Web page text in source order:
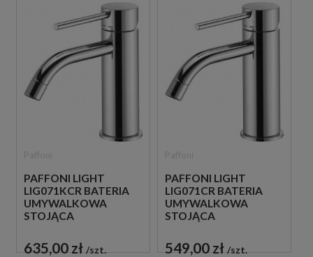
PAFFONI LIGHT
LIG071KCR BATERIA
UMYWALKOWA
STOJĄCA
CHROM
635,00 zł szt.
PAFFONI LIGHT
LIG071CR BATERIA
UMYWALKOWA
STOJĄCA
CHROM
549,00 zł szt.